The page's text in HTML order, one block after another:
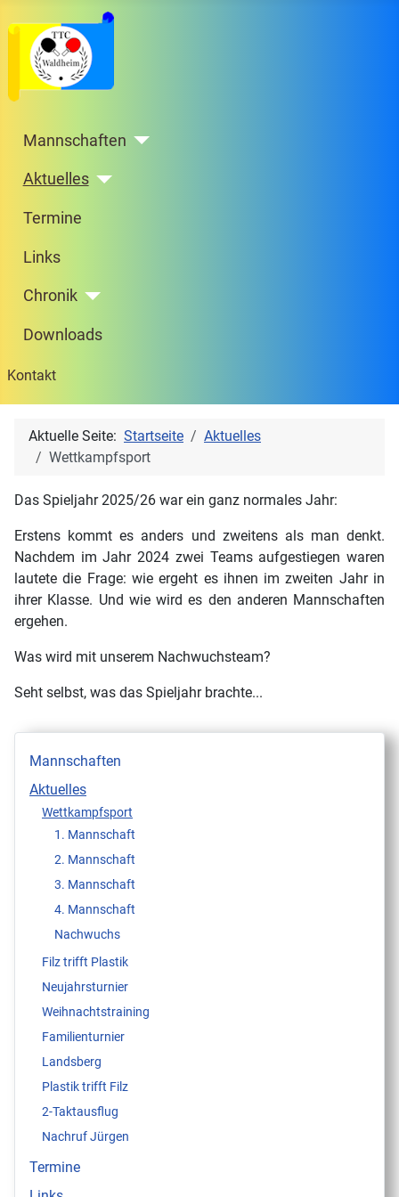
Mannschaften
Aktuelles
Termine
Links
Chronik
Downloads
Kontakt
Mannschaften
Aktuelles
Wettkampfsport
1. Mannschaft
2. Mannschaft
3. Mannschaft
4. Mannschaft
Nachwuchs
Filz trifft Plastik
Neujahrsturnier
Weihnachtstraining
Familienturnier
Landsberg
Plastik trifft Filz
2-Taktausflug
Nachruf Jürgen
Termine
Aktuelle Seite: Startseite
Aktuelles
Wettkampfsport
Das Spieljahr 2025/26 war ein ganz normales Jahr:
Erstens kommt es anders und zweitens als man denkt.
Nachdem im Jahr 2024 zwei Teams aufgestiegen waren
lautete die Frage: wie ergeht es ihnen im zweiten Jahr in
ihrer Klasse. Und wie wird es den anderen Mannschaften
ergehen.
Was wird mit unserem Nachwuchsteam?
Seht selbst, was das Spieljahr brachte...